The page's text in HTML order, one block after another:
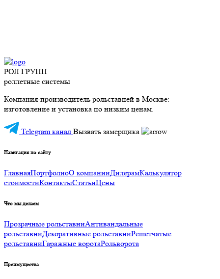
РОЛ ГРУПП
роллетные системы
Компания-производитель рольставней в Москве:
изготовление и установка по низким ценам.
Telegram канал Вызвать замерщика
Навигация по сайту
ГлавнаяПортфолиоО компанииДилерамКалькулятор
стоимостиКонтактыСтатьиЦены
Что мы делаем
Прозрачные рольставниАнтивандальные
рольставниДекоративные рольставниРешетчатые
рольставниГаражные воротаРольворота
Преимущества